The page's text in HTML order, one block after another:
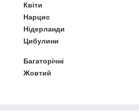
Квіти
Нарцис
Нідерланди
Цибулини
Багаторічні
Жовтий